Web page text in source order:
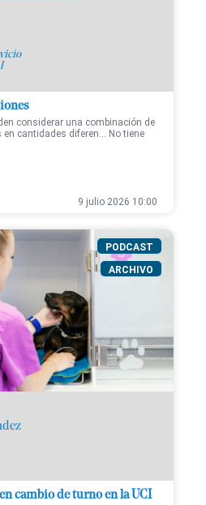
considerar una combinación de
cantidades diferen... No tiene
9 julio 2026 10:00
PODCAST
ARCHIVO
cambio de turno en la UCI